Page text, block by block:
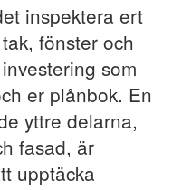
inspektera ert
fönster och
som
er plånbok. En
yttre delarna,
fasad, är
upptäcka